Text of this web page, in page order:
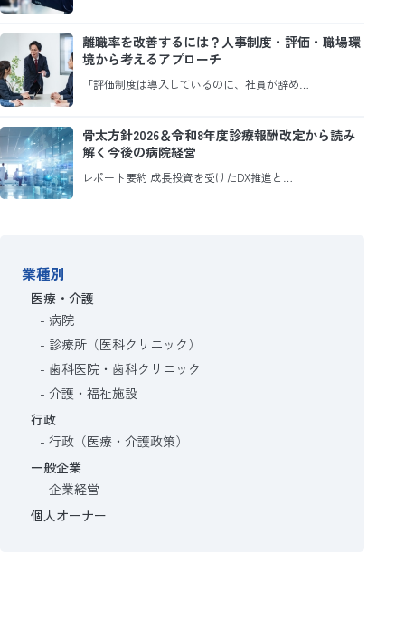
離職率を改善するには？人事制度・評価・職場環
境から考えるアプローチ
「評価制度は導入しているのに、社員が辞め…
骨太方針2026＆令和8年度診療報酬改定から読み
解く今後の病院経営
レポート要約 成長投資を受けたDX推進と…
業種別
医療・介護
病院
診療所（医科クリニック）
歯科医院・歯科クリニック
介護・福祉施設
行政
行政（医療・介護政策）
一般企業
企業経営
個人オーナー